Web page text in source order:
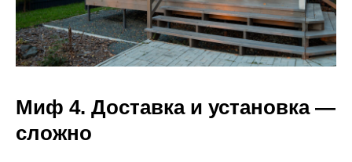
Миф 4. Доставка и установка —
сложно